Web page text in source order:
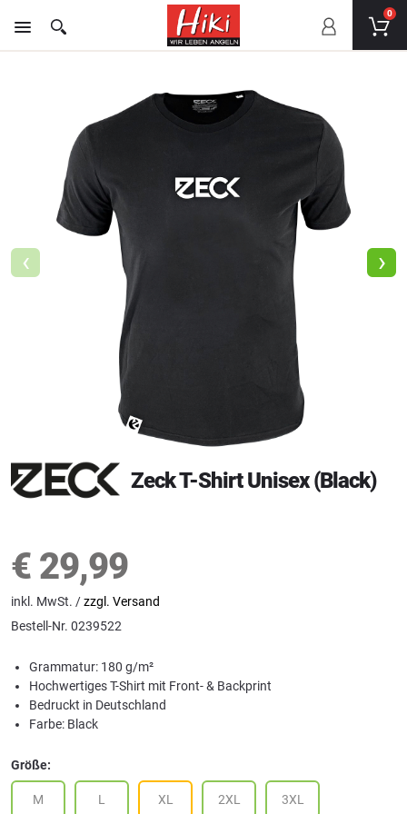
0
‹ ›
Zeck T-Shirt Unisex (Black)
€ 29,99
inkl. MwSt. /zzgl. Versand
Bestell-Nr. 0239522
Grammatur: 180 g/m²
Hochwertiges T-Shirt mit Front- & Backprint
Bedruckt in Deutschland
Farbe: Black
Größe:
M L XL 2XL 3XL